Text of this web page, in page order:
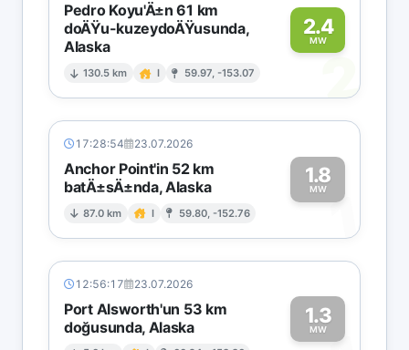
Pedro Koyu'Ä±n 61 km
doÄŸu-kuzeydoÄŸusunda,
Alaska
130.5 km I 59.97, -153.07
2.4
MW
2
17:28:54 23.07.2026
Anchor Point'in 52 km
batÄ±sÄ±nda, Alaska
87.0 km I 59.80, -152.76
1.8
MW1
12:56:17 23.07.2026
Port Alsworth'un 53 km
doğusunda, Alaska
1.3
MW